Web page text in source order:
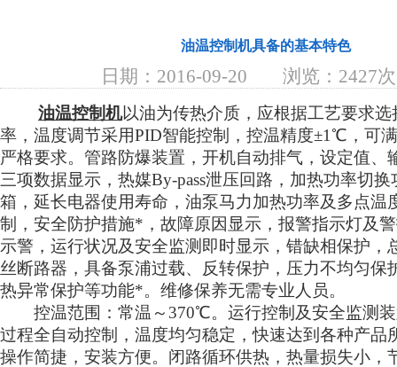
油温控制机具备的基本特色
日期：2016-09-20 浏览：2427次
油温控制机以油为传热介质，应根据工艺要求
率，温度调节采用PID智能控制，控温精度±1℃，可
严格要求。管路防爆装置，开机自动排气，设定值、
三项数据显示，热媒By-pass泄压回路，加热功率切
箱，延长电器使用寿命，油泵马力加热功率及多点温
制，安全防护措施*，故障原因显示，报警指示灯及
示警，运行状况及安全监测即时显示，错缺相保护，
丝断路器，具备泵浦过载、反转保护，压力不均匀保
热异常保护等功能*。维修保养无需专业人员。
控温范围：常温～370℃。运行控制及安全监测装
过程全自动控制，温度均匀稳定，快速达到各种产品
操作简捷，安装方便。闭路循环供热，热量损失小，